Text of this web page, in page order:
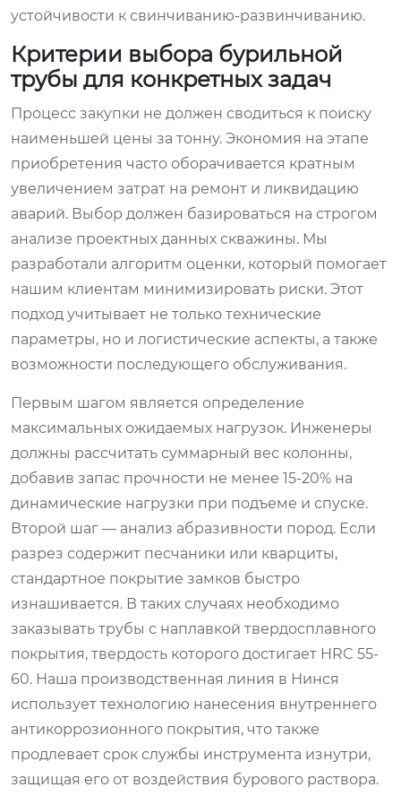
устойчивости к свинчиванию-развинчиванию.
Критерии выбора бурильной
трубы для конкретных задач
Процесс закупки не должен сводиться к поиску
наименьшей цены за тонну. Экономия на этапе
приобретения часто оборачивается кратным
увеличением затрат на ремонт и ликвидацию
аварий. Выбор должен базироваться на строгом
анализе проектных данных скважины. Мы
разработали алгоритм оценки, который помогает
нашим клиентам минимизировать риски. Этот
подход учитывает не только технические
параметры, но и логистические аспекты, а также
возможности последующего обслуживания.
Первым шагом является определение
максимальных ожидаемых нагрузок. Инженеры
должны рассчитать суммарный вес колонны,
добавив запас прочности не менее 15-20% на
динамические нагрузки при подъеме и спуске.
Второй шаг — анализ абразивности пород. Если
разрез содержит песчаники или кварциты,
стандартное покрытие замков быстро
изнашивается. В таких случаях необходимо
заказывать трубы с наплавкой твердосплавного
покрытия, твердость которого достигает HRC 55-
60. Наша производственная линия в Нинся
использует технологию нанесения внутреннего
антикоррозионного покрытия, что также
продлевает срок службы инструмента изнутри,
защищая его от воздействия бурового раствора.